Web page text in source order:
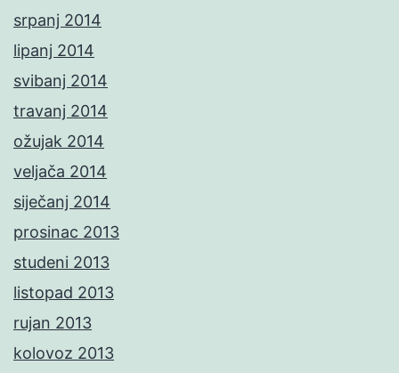
srpanj 2014
lipanj 2014
svibanj 2014
travanj 2014
ožujak 2014
veljača 2014
siječanj 2014
prosinac 2013
studeni 2013
listopad 2013
rujan 2013
kolovoz 2013